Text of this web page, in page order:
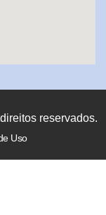
reservados.
Uso